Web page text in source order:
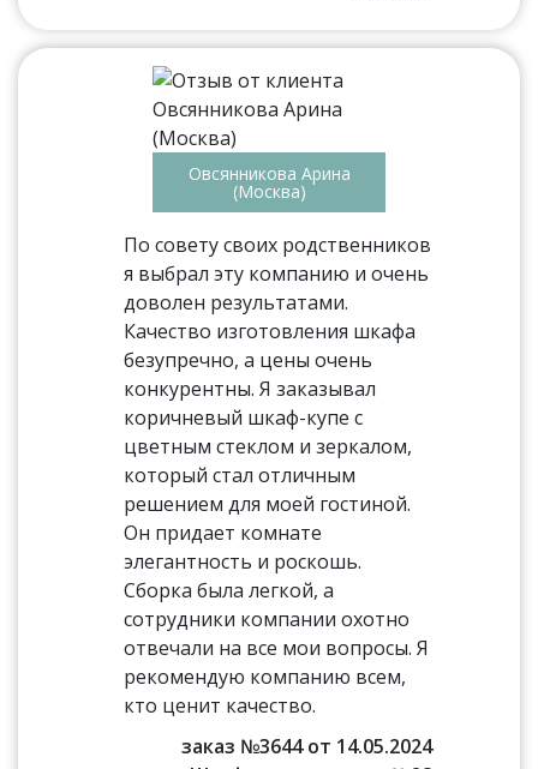
Овсянникова Арина
(Москва)
По совету своих родственников
я выбрал эту компанию и очень
доволен результатами.
Качество изготовления шкафа
безупречно, а цены очень
конкурентны. Я заказывал
коричневый шкаф-купе с
цветным стеклом и зеркалом,
который стал отличным
решением для моей гостиной.
Он придает комнате
элегантность и роскошь.
Сборка была легкой, а
сотрудники компании охотно
отвечали на все мои вопросы. Я
рекомендую компанию всем,
кто ценит качество.
заказ №3644 от 14.05.2024